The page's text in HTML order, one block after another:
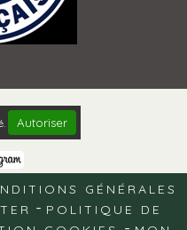
Autoriser
GÉNÉRALES
POLITIQUE DE